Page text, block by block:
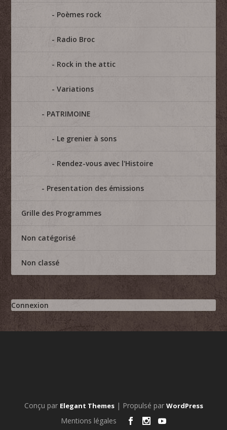
Poèmes rock
Radio Broc
Rock in the attic
Variations
PATRIMOINE
Le grenier à sons
Rendez-vous avec l'Histoire
Presentation des émissions
Grille des Programmes
Non catégorisé
Non classé
Connexion
Conçu par Elegant Themes| Propulsé par WordPress
Mentions légales